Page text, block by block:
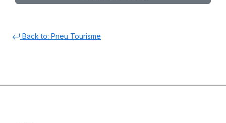
Back to: Pneu Tourisme